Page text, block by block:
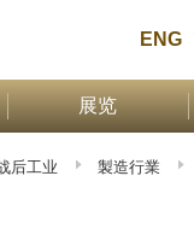
ENG
展览
后工业 製造行業